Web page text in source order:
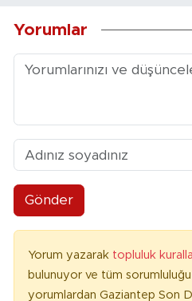
Yorumlar
Gönder
Yorum yazarak topluluk
bulunuyor ve tüm
yorumlardan Gaziantep Son